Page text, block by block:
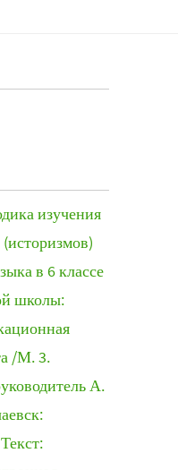
изучения
в 6 классе
школы:
/М. 3.
А.